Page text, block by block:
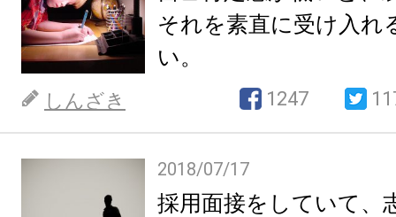
それを素直に受け入れ
い。
しんざき 1247
2018/07/17
採用面接をしていて、